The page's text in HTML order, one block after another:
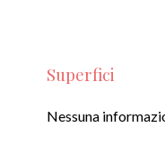
Superfici
Nessuna